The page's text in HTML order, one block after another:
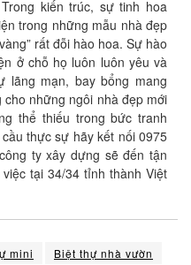
kiến trúc, sự tinh hoa
trong những mẫu nhà đẹp
rất đỗi hào hoa. Sự hào
ở chỗ họ luôn luôn yêu và
lãng mạn, bay bổng mang
những ngôi nhà đẹp mới
thể thiếu trong bức tranh
thực sự hãy kết nối 0975
ty xây dựng sẽ đến tận
tại 34/34 tỉnh thành Việt
mini
Biệt thự nhà vườn